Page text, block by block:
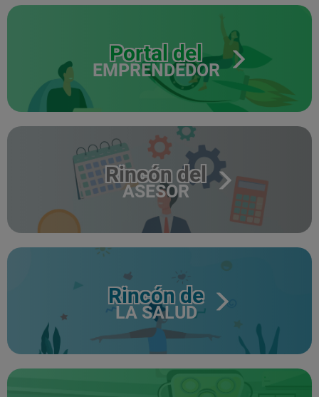
Portal del
EMPRENDEDOR
Rincón del
ASESOR
Rincón de
LA SALUD